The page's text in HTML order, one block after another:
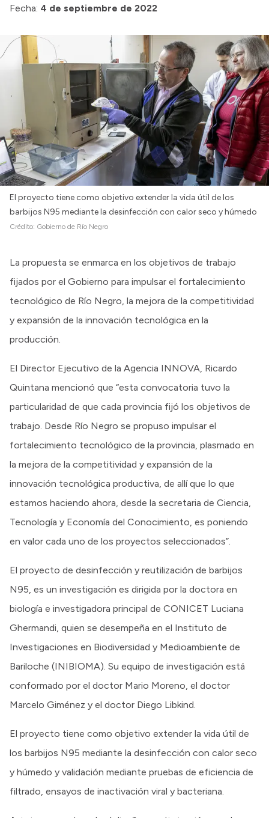
Presupuesto
Boletín Oficial
Compras y licitaciones
Consulta de expedientes
Consulta de pago a proveedores
Convocatorias
Intranet
Login
Fecha: 4 de septiembre de 2022
El proyecto tiene como objetivo extender la vida útil de los
barbijos N95 mediante la desinfección con calor seco y húmedo
Crédito: Gobierno de Río Negro
La propuesta se enmarca en los objetivos de trabajo
fijados por el Gobierno para impulsar el fortalecimiento
tecnológico de Río Negro, la mejora de la competitividad
y expansión de la innovación tecnológica en la
producción.
El Director Ejecutivo de la Agencia INNOVA, Ricardo
Quintana mencionó que “esta convocatoria tuvo la
particularidad de que cada provincia fijó los objetivos de
trabajo. Desde Río Negro se propuso impulsar el
fortalecimiento tecnológico de la provincia, plasmado en
la mejora de la competitividad y expansión de la
innovación tecnológica productiva, de allí que lo que
estamos haciendo ahora, desde la secretaria de Ciencia,
Tecnología y Economía del Conocimiento, es poniendo
en valor cada uno de los proyectos seleccionados”.
El proyecto de desinfección y reutilización de barbijos
N95, es un investigación es dirigida por la doctora en
biología e investigadora principal de CONICET Luciana
Ghermandi, quien se desempeña en el Instituto de
Investigaciones en Biodiversidad y Medioambiente de
Bariloche (INIBIOMA). Su equipo de investigación está
conformado por el doctor Mario Moreno, el doctor
Marcelo Giménez y el doctor Diego Libkind.
El proyecto tiene como objetivo extender la vida útil de
los barbijos N95 mediante la desinfección con calor seco
y húmedo y validación mediante pruebas de eficiencia de
filtrado, ensayos de inactivación viral y bacteriana.